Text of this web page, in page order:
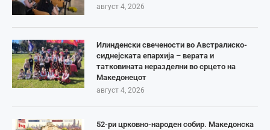
август 4, 2026
Илинденски свечености во Австралиско-
сиднејската епархија – верата и
татковината неразделни во срцето на
Македонецот
август 4, 2026
52-ри црковно-народен собир. Македонска